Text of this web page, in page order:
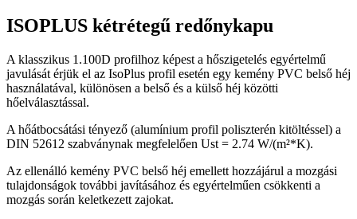
ISOPLUS kétrétegű redőnykapu
A klasszikus 1.100D profilhoz képest a hőszigetelés egyértelmű
javulását érjük el az IsoPlus profil esetén egy kemény PVC belső héj
használatával, különösen a belső és a külső héj közötti
hőelválasztással.
A hőátbocsátási tényező (alumínium profil poliszterén kitöltéssel) a
DIN 52612 szabványnak megfelelően Ust = 2.74 W/(m²*K).
Az ellenálló kemény PVC belső héj emellett hozzájárul a mozgási
tulajdonságok további javításához és egyértelműen csökkenti a
mozgás során keletkezett zajokat.